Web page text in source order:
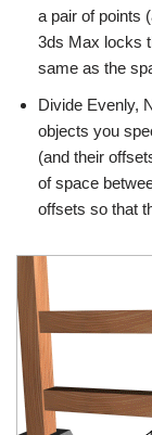
a pair of points
3ds Max locks
same as the
Divide Evenly,
objects you
(and their
of space
offsets so that